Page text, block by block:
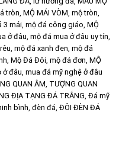
tròn, MỘ MÁI VÒM, mộ tròn,
3 mái, mộ đá công giáo, MỘ
ở đâu, mộ đá mua ở đâu uy tín,
, mộ đá xanh đen, mộ đá
, Mộ Đá Đôi, mộ đá đơn, MỘ
ở đâu, mua đá mỹ nghệ ở đâu
QUAN ÂM, TƯỢNG QUAN
ĐỊA TẠNG ĐÁ TRẮNG, Đá mỹ
bình, đèn đá, ĐÔI ĐÈN ĐÁ